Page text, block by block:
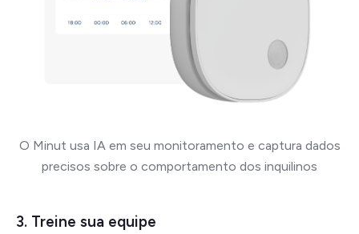
O Minut usa IA em seu monitoramento e captura dados
precisos sobre o comportamento dos inquilinos
3. Treine sua equipe